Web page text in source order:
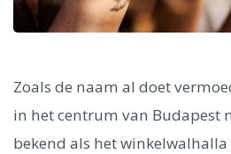
Dresden
Zoals de naam al doet
in het centrum van Budapest
bekend als het winkelwalhalla